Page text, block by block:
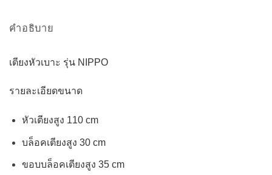
คำอธิบาย
เตียงหัวเบาะ รุ่น NIPPO
รายละเอียดขนาด
หัวเตียงสูง 110 cm
บล็อคเตียงสูง 30 cm
ขอบบล็อคเตียงสูง 35 cm